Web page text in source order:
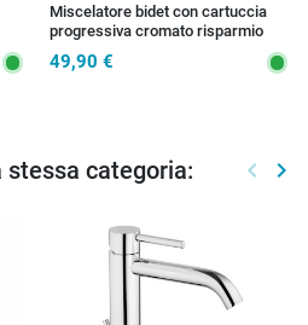
Miscelatore bidet con cartuccia
progressiva cromato risparmio
49,90 €
categoria: keyboard_arrow_left keyboard_arrow_right